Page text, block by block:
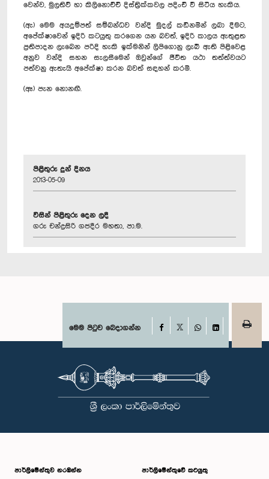
වෙන්ව, මුලතිව් හා කි‍ලිනොච්චි දිස්ත්‍රික්කවල පදිංචි වී සිටිය හැකිය.
(ඇ) මෙම අයදුම්පත් සම්බන්ධව වන්දි මුදල් කඩිනමින් ලබා දීමට,
අපේක්ෂාවෙන් ඉදිරි කටයුතු කරගෙන යන බවත්, ඉදිරි කාලය ඇතුළත
ප්‍රතිපාදන ලැබෙන පරිදි හැකි ඉක්මනින් ලිපිගොනු ලැබී ඇති පිළිවෙළ
අනුව වන්දි සහන සැලසීමෙන් ඔවුන්ගේ ජීවිත යථා තත්ත්වයට
පත්වනු ඇතැයි අපේක්ෂා කරන බවත් සඳහන් කරමි.
(ඈ) පැන නොනඟී.
පිළිතුරු දුන් දිනය
2013-05-09
විසින් පිළිතුරු දෙන ලදී
ගරු චන්ද්‍රසිරි ගජදීර මහතා, පා.ම.
මෙම පිටුව බෙදාගන්න Facebook
WhatsAppLinkedIn
පාර්ලි‌මේන්තුව නරඹන්න පාර්ලිමේන්තුවේ කටයුතු